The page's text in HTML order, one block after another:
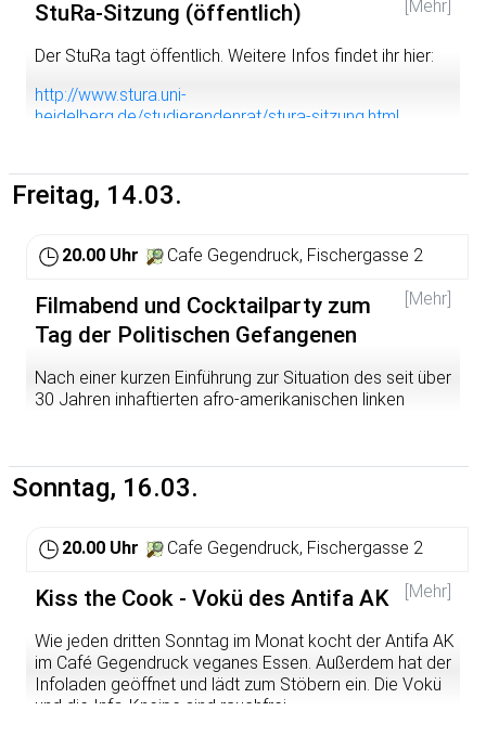
[Mehr]
StuRa-Sitzung (öffentlich)
Der StuRa tagt öffentlich. Weitere Infos findet ihr hier:
http://www.stura.uni-
heidelberg.de/studierendenrat/stura-sitzung.html
Freitag, 14.03.
20.00 Uhr Cafe Gegendruck, Fischergasse 2
[Mehr]
Filmabend und Cocktailparty zum
Tag der Politischen Gefangenen
Nach einer kurzen Einführung zur Situation des seit über
30 Jahren inhaftierten afro-amerikanischen linken
Anschließend, am 22:00: Soli-Cocktailparty der Roten
Hilfe
Sonntag, 16.03.
20.00 Uhr Cafe Gegendruck, Fischergasse 2
[Mehr]
Kiss the Cook - Vokü des Antifa AK
Wie jeden dritten Sonntag im Monat kocht der Antifa AK
im Café Gegendruck veganes Essen. Außerdem hat der
Infoladen geöffnet und lädt zum Stöbern ein. Die Vokü
und die Info-Kneipe sind rauchfrei.